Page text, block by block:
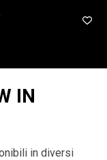
IN
in diversi